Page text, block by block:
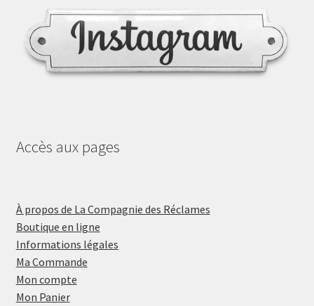
Accès aux pages
À propos de La Compagnie des Réclames
Boutique en ligne
Informations légales
Ma Commande
Mon compte
Mon Panier